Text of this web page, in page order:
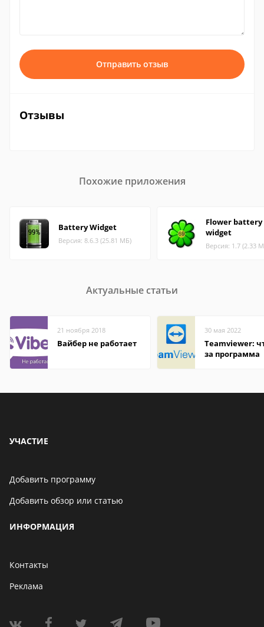
Отправить отзыв
Отзывы
Похожие приложения
Battery Widget
Версия: 8.6.3 (25.81 МБ)
Flower battery
widget
Версия: 1.7 (2.33
Актуальные статьи
21 ноября 2018
Вайбер не работает
30 мая 2022
Teamviewer:
за программа
УЧАСТИЕ
Добавить программу
Добавить обзор или статью
ИНФОРМАЦИЯ
Контакты
Реклама